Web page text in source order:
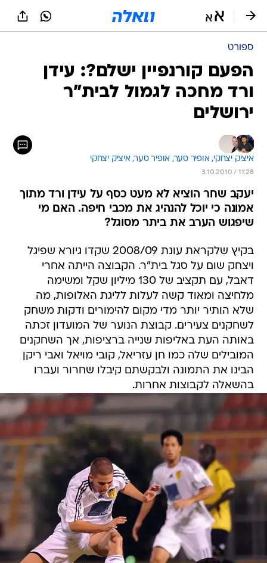
ספורט
הפעם קורנפיין ישלם?: עידן
ורד מחכה לגמול לבית"ר
ירושלים
איציק יצחקי, אופיר סער, אופיר סער, איציק יצחקי
3.10.2010 / 11:28
יעקב שחר הוציא לא מעט כסף על עידן ורד מתוך
אמונה כי יוכל להנהיג את מכבי חיפה. האם מי
שיפגוש הערב את ביתר מסוגל?
בקיץ שלקראת עונת 2008/09 שקדו גיורא שפיגל
ויצחק שום על סגל בית"ר. הקבוצה הייתה אחרי
דאבל, עם תקציב של 130 מיליון שקל ומשימה
מלחיצה ומאוד קשה לעלות לליגת האלופות, מה
שלא הותיר יותר מדי מקום להימורים ודקות משחק
לשחקנים צעירים. קבוצת הנוער של המועדון זכתה
באותה העת באליפות שנייה ברציפות, אך השחקנים
המובילים שלה כמו חן עזריאל, קובי מויאל ואבי ריקן
הבינו את התמונה ולבקשתם קיבלו שחרור ועברו
בהשאלה לקבוצות אחרות.